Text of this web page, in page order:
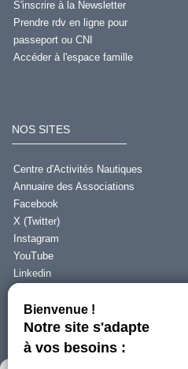
S'inscrire à la Newsletter
Prendre rdv en ligne pour
passeport ou CNI
Accéder à l'espace famille
NOS SITES
Centre d'Activités Nautiques
Annuaire des Associations
Facebook
X (Twitter)
Instagram
YouTube
Linkedin